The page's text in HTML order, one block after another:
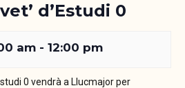
d’Estudi 0
am - 12:00 pm
0 vendrà a Llucmajor per